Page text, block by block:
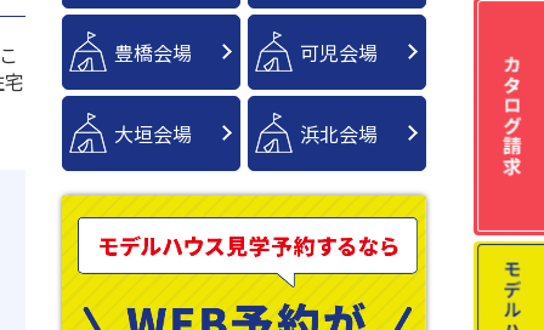
豊橋会場 可児会場
大垣会場 浜北会場